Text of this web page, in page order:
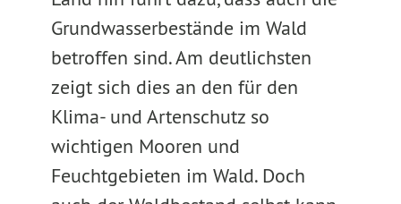
Grundwasserbestände im Wald
betroffen sind. Am deutlichsten
zeigt sich dies an den für den
Klima- und Artenschutz so
wichtigen Mooren und
Feuchtgebieten im Wald. Doch